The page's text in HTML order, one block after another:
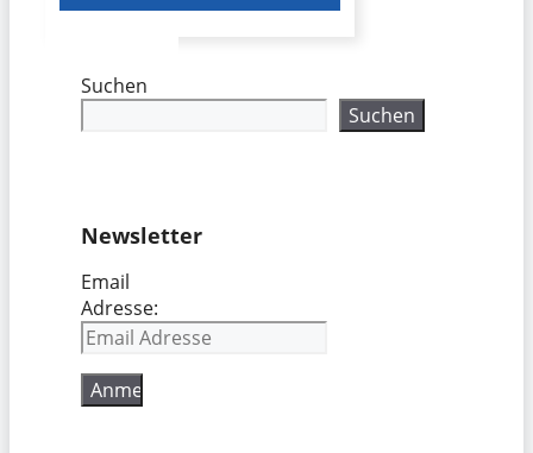
Suchen
Suchen
Newsletter
Email
Adresse: